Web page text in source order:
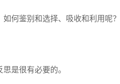
何鉴别和选择、吸收和利用呢
是很有必要的。